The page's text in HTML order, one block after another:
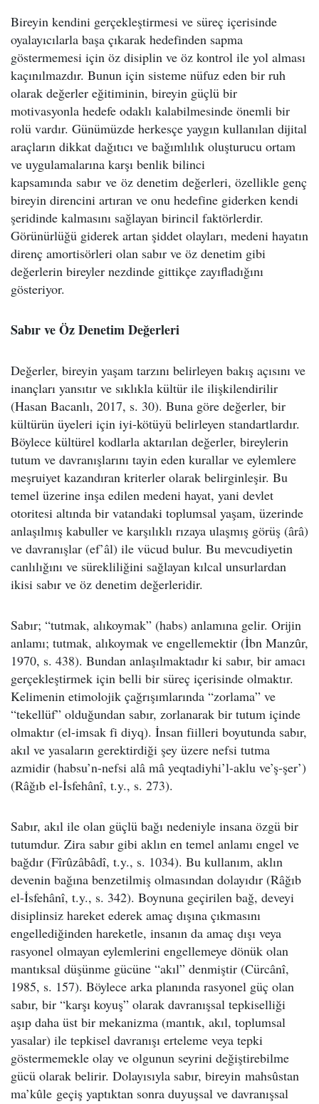
Bireyin kendini gerçekleştirmesi ve süreç içerisinde
oyalayıcılarla başa çıkarak hedefinden sapma
göstermemesi için öz disiplin ve öz kontrol ile yol alması
kaçınılmazdır. Bunun için sisteme nüfuz eden bir ruh
olarak değerler eğitiminin, bireyin güçlü bir
motivasyonla hedefe odaklı kalabilmesinde önemli bir
rolü vardır. Günümüzde herkesçe yaygın kullanılan dijital
araçların dikkat dağıtıcı ve bağımlılık oluşturucu ortam
ve uygulamalarına karşı benlik bilinci
kapsamında sabır ve öz denetim değerleri, özellikle genç
bireyin direncini artıran ve onu hedefine giderken kendi
şeridinde kalmasını sağlayan birincil faktörlerdir.
Görünürlüğü giderek artan şiddet olayları, medeni hayatın
direnç amortisörleri olan sabır ve öz denetim gibi
değerlerin bireyler nezdinde gittikçe zayıfladığını
gösteriyor.
Sabır ve Öz Denetim Değerleri
Değerler, bireyin yaşam tarzını belirleyen bakış açısını ve
inançları yansıtır ve sıklıkla kültür ile ilişkilendirilir
(Hasan Bacanlı, 2017, s. 30). Buna göre değerler, bir
kültürün üyeleri için iyi-kötüyü belirleyen standartlardır.
Böylece kültürel kodlarla aktarılan değerler, bireylerin
tutum ve davranışlarını tayin eden kurallar ve eylemlere
meşruiyet kazandıran kriterler olarak belirginleşir. Bu
temel üzerine inşa edilen medeni hayat, yani devlet
otoritesi altında bir vatandaki toplumsal yaşam, üzerinde
anlaşılmış kabuller ve karşılıklı rızaya ulaşmış görüş (ârâ)
ve davranışlar (ef’âl) ile vücud bulur. Bu mevcudiyetin
canlılığını ve sürekliliğini sağlayan kılcal unsurlardan
ikisi sabır ve öz denetim değerleridir.
Sabır; “tutmak, alıkoymak” (habs) anlamına gelir. Orijin
anlamı; tutmak, alıkoymak ve engellemektir (İbn Manzûr,
1970, s. 438). Bundan anlaşılmaktadır ki sabır, bir amacı
gerçekleştirmek için belli bir süreç içerisinde olmaktır.
Kelimenin etimolojik çağrışımlarında “zorlama” ve
“tekellüf” olduğundan sabır, zorlanarak bir tutum içinde
olmaktır (el-imsak fi diyq). İnsan fiilleri boyutunda sabır,
akıl ve yasaların gerektirdiği şey üzere nefsi tutma
azmidir (habsu’n-nefsi alâ mâ yeqtadiyhi’l-aklu ve’ş-şer’)
(Râğıb el-İsfehânî, t.y., s. 273).
Sabır, akıl ile olan güçlü bağı nedeniyle insana özgü bir
tutumdur. Zira sabır gibi aklın en temel anlamı engel ve
bağdır (Fîrûzâbâdî, t.y., s. 1034). Bu kullanım, aklın
devenin bağına benzetilmiş olmasından dolayıdır (Râğıb
el-İsfehânî, t.y., s. 342). Boynuna geçirilen bağ, deveyi
disiplinsiz hareket ederek amaç dışına çıkmasını
engellediğinden hareketle, insanın da amaç dışı veya
rasyonel olmayan eylemlerini engellemeye dönük olan
mantıksal düşünme gücüne “akıl” denmiştir (Cürcânî,
1985, s. 157). Böylece arka planında rasyonel güç olan
sabır, bir “karşı koyuş” olarak davranışsal tepkiselliği
aşıp daha üst bir mekanizma (mantık, akıl, toplumsal
yasalar) ile tepkisel davranışı erteleme veya tepki
göstermemekle olay ve olgunun seyrini değiştirebilme
gücü olarak belirir. Dolayısıyla sabır, bireyin mahsûstan
ma’kûle geçiş yaptıktan sonra duyuşsal ve davranışsal